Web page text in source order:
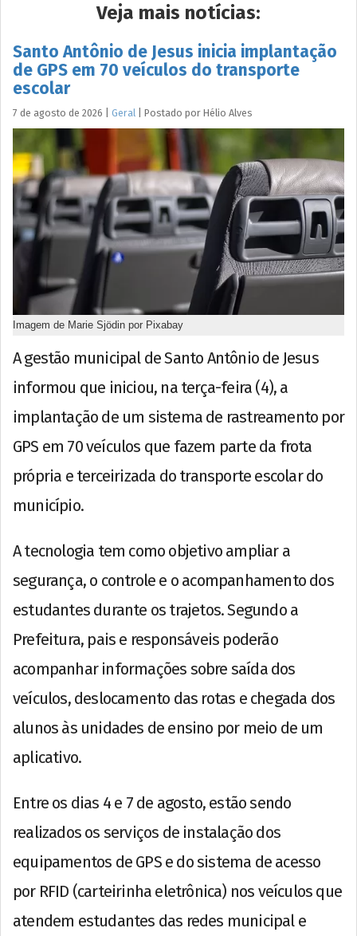
Veja mais notícias:
Santo Antônio de Jesus inicia implantação
de GPS em 70 veículos do transporte
escolar
7 de agosto de 2026 Geral Postado por Hélio Alves
Imagem de Marie Sjödin por Pixabay
A gestão municipal de Santo Antônio de Jesus
informou que iniciou, na terça-feira (4), a
implantação de um sistema de rastreamento por
GPS em 70 veículos que fazem parte da frota
própria e terceirizada do transporte escolar do
município.
A tecnologia tem como objetivo ampliar a
segurança, o controle e o acompanhamento dos
estudantes durante os trajetos. Segundo a
Prefeitura, pais e responsáveis poderão
acompanhar informações sobre saída dos
veículos, deslocamento das rotas e chegada dos
alunos às unidades de ensino por meio de um
aplicativo.
Entre os dias 4 e 7 de agosto, estão sendo
realizados os serviços de instalação dos
equipamentos de GPS e do sistema de acesso
por RFID (carteirinha eletrônica) nos veículos que
atendem estudantes das redes municipal e